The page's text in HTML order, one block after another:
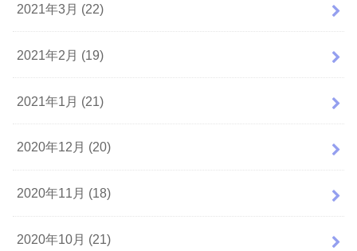
2021年3月 (22)
2021年2月 (19)
2021年1月 (21)
2020年12月 (20)
2020年11月 (18)
2020年10月 (21)